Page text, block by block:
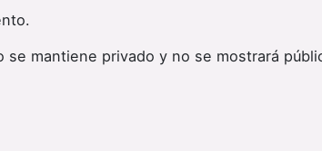
se mantiene privado y no se mostrará